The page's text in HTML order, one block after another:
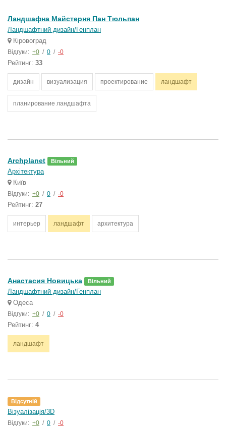
Ландшафна Майстерня Пан Тюльпан
Ландшафтний дизайн/Генплан
Кіровоград
Відгуки: +0 / 0 / -0
Рейтинг: 33
дизайн визуализация проектирование ландшафт
планирование ландшафта
Archplanet Вільний
Архітектура
Київ
Відгуки: +0 / 0 / -0
Рейтинг: 27
интерьер ландшафт архитектура
Анастасия Новицька Вільний
Ландшафтний дизайн/Генплан
Одеса
Відгуки: +0 / 0 / -0
Рейтинг: 4
ландшафт
Відсутній
Візуалізація/3D
Відгуки: +0 / 0 / -0